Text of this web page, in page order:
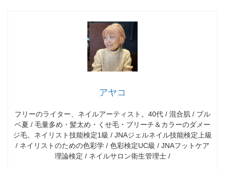
アヤコ
フリーのライター、ネイルアーティスト。40代 / 混合肌 / ブル
ベ夏 / 毛量多め・髪太め・くせ毛・ブリーチ＆カラーのダメー
ジ毛。ネイリスト技能検定1級 / JNAジェルネイル技能検定上級
/ ネイリストのための色彩学 / 色彩検定UC級 / JNAフットケア
理論検定 / ネイルサロン衛生管理士 /